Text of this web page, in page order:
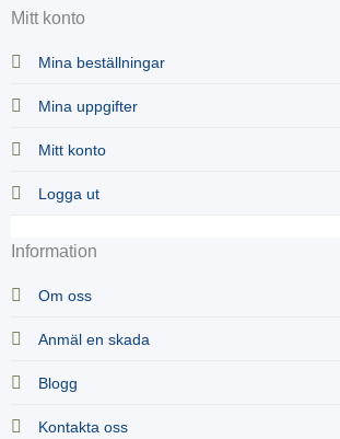
Mitt konto
Mina beställningar
Mina uppgifter
Mitt konto
Logga ut
Information
Om oss
Anmäl en skada
Blogg
Kontakta oss